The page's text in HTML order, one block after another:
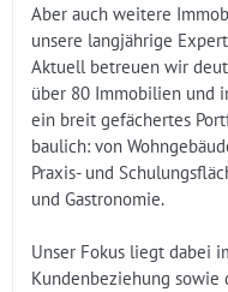
Aber auch weitere
unsere langjährige
Aktuell betreuen wir
über 80 Immobilien und
ein breit gefächertes
baulich: von
Praxis- und
und Gastronomie.
Unser Fokus liegt dabei
Kundenbeziehung sowie